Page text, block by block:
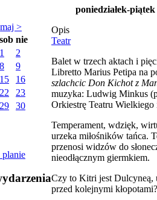
maj >
sob nie
1
2
8
9
15
16
22
23
29 30
planie
poniedziałek-
Opis
Teatr
Balet w trzech aktach i
Libretto Marius Petipa na
szlachcic Don Kichot z
muzyka: Ludwig Minkus
Orkiestrę Teatru
Temperament, wdzięk,
urzeka miłośników tańca.
przenosi widzów do
nieodłącznym giermkiem.
Czy to Kitri jest Dulcyneą,
przed kolejnymi kłopotami?